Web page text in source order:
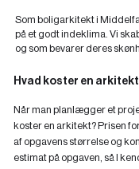
Som boligarkitekt i
på et godt indeklima. Vi
og som bevarer deres
Hvad koster en
Når man planlægger et
koster en arkitekt? Prisen
af opgavens størrelse og
estimat på opgaven, så I